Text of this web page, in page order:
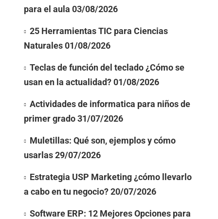
para el aula 03/08/2026
25 Herramientas TIC para Ciencias
Naturales01/08/2026
Teclas de función del teclado ¿Cómo se
usan en la actualidad?01/08/2026
Actividades de informatica para niños de
primer grado31/07/2026
Muletillas: Qué son, ejemplos y cómo
usarlas29/07/2026
Estrategia USP Marketing ¿cómo llevarlo
a cabo en tu negocio?20/07/2026
Software ERP: 12 Mejores Opciones para